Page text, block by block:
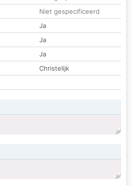
Niet gespecificeerd
Ja
Ja
Ja
Christelijk